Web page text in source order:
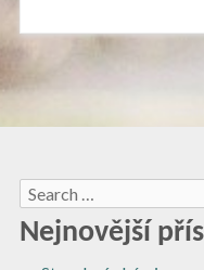
Search
for:
Nejnovější